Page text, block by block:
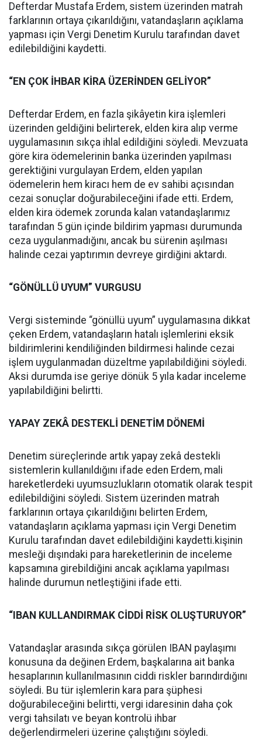
Defterdar Mustafa Erdem, sistem üzerinden matrah
farklarının ortaya çıkarıldığını, vatandaşların açıklama
yapması için Vergi Denetim Kurulu tarafından davet
edilebildiğini kaydetti.
“EN ÇOK İHBAR KİRA ÜZERİNDEN GELİYOR”
Defterdar Erdem, en fazla şikâyetin kira işlemleri
üzerinden geldiğini belirterek, elden kira alıp verme
uygulamasının sıkça ihlal edildiğini söyledi. Mevzuata
göre kira ödemelerinin banka üzerinden yapılması
gerektiğini vurgulayan Erdem, elden yapılan
ödemelerin hem kiracı hem de ev sahibi açısından
cezai sonuçlar doğurabileceğini ifade etti. Erdem,
elden kira ödemek zorunda kalan vatandaşlarımız
tarafından 5 gün içinde bildirim yapması durumunda
ceza uygulanmadığını, ancak bu sürenin aşılması
halinde cezai yaptırımın devreye girdiğini aktardı.
“GÖNÜLLÜ UYUM” VURGUSU
Vergi sisteminde “gönüllü uyum” uygulamasına dikkat
çeken Erdem, vatandaşların hatalı işlemlerini eksik
bildirimlerini kendiliğinden bildirmesi halinde cezai
işlem uygulanmadan düzeltme yapılabildiğini söyledi.
Aksi durumda ise geriye dönük 5 yıla kadar inceleme
yapılabildiğini belirtti.
YAPAY ZEKÂ DESTEKLİ DENETİM DÖNEMİ
Denetim süreçlerinde artık yapay zekâ destekli
sistemlerin kullanıldığını ifade eden Erdem, mali
hareketlerdeki uyumsuzlukların otomatik olarak tespit
edilebildiğini söyledi. Sistem üzerinden matrah
farklarının ortaya çıkarıldığını belirten Erdem,
vatandaşların açıklama yapması için Vergi Denetim
Kurulu tarafından davet edilebildiğini kaydetti.kişinin
mesleği dışındaki para hareketlerinin de inceleme
kapsamına girebildiğini ancak açıklama yapılması
halinde durumun netleştiğini ifade etti.
“IBAN KULLANDIRMAK CİDDİ RİSK OLUŞTURUYOR”
Vatandaşlar arasında sıkça görülen IBAN paylaşımı
konusuna da değinen Erdem, başkalarına ait banka
hesaplarının kullanılmasının ciddi riskler barındırdığını
söyledi. Bu tür işlemlerin kara para şüphesi
doğurabileceğini belirtti, vergi idaresinin daha çok
vergi tahsilatı ve beyan kontrolü ihbar
değerlendirmeleri üzerine çalıştığını söyledi.